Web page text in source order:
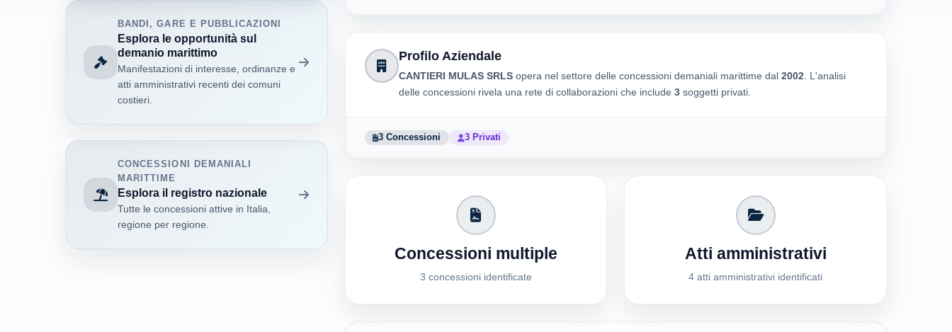
Profilo Aziendale
CANTIERI MULAS SRLSopera nel settore delle concessioni demaniali marittime dal 2002 . L'analisi
delle concessioni rivela una rete di collaborazioni che include 3soggetti privati.
3 Concessioni 3 Privati
Concessioni multiple
3 concessioni identificate
Atti amministrativi
4 atti amministrativi identificati
BANDI, GARE E PUBBLICAZIONI
Esplora le opportunità sul
demanio marittimo
Manifestazioni di interesse, ordinanze e
atti amministrativi recenti dei comuni
costieri.
CONCESSIONI DEMANIALI
MARITTIME
Esplora il registro nazionale
Tutte le concessioni attive in Italia,
regione per regione.